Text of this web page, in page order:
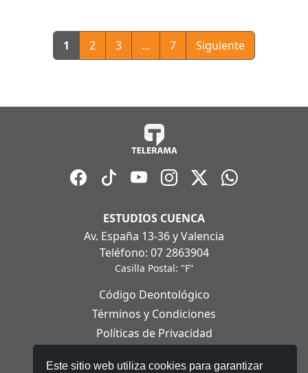
Este sitio web utiliza cookies para garantizar
1 2 3 ... 7 Siguiente
ESTUDIOS CUENCA
Av. España 13-36 y Valencia
Teléfono: 07 2863904
Casilla Postal: "F"
Código Deontológico
Términos y Condiciones
Políticas de Privacidad